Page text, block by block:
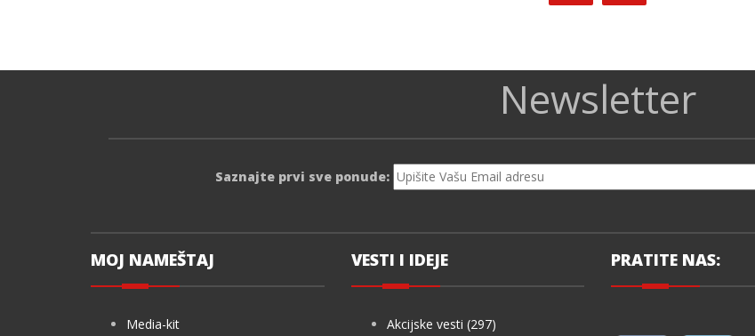
Newsletter
Saznajte prvi sve ponude:
MOJ NAMEŠTAJ
Media-kit
VESTI I IDEJE
Akcijske vesti (297)
PRATITE NAS: